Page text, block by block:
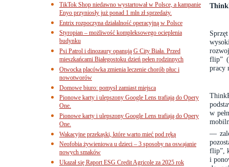
flip”
pracy
w
—
flip”,
i
TikTok Shop niedawno wystartował w Polsce, a kampanie
Enyo przyniosły już ponad 1 mln zł sprzedaży.
Entrix rozpoczyna działalność operacyjną w Polsce
Styropian – możliwość kompleksowego ocieplenia
budynku
Psi Patrol i dinozaury opanują G City Biała. Przed
mieszkańcami Białegostoku dzień pełen rodzinnych
Otwocka placówka zmienia leczenie chorób płuc i
nowotworów
Domowe biuro: pomysł zamiast miejsca
Pionowe karty i ulepszony Google Lens trafiają do Opery
One.
Pionowe karty i ulepszony Google Lens trafiają do Opery
One.
Wakacyjne przekąski, które warto mieć pod ręką
Neofobia żywieniowa u dzieci – 3 sposoby na oswajanie
nowych smaków
Ukazał się Raport ESG Credit Agricole za 2025 rok